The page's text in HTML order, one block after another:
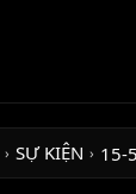
› SỰ KIỆN › 15-